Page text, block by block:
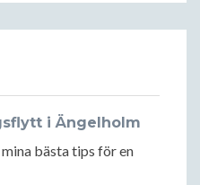
i Ängelholm
bästa tips för en